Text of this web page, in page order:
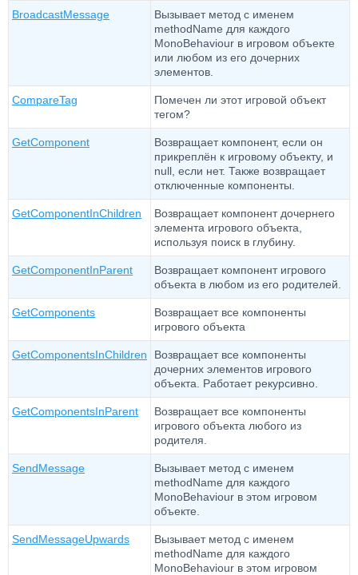
BroadcastMessage
Вызывает метод с именем
methodName для каждого
MonoBehaviour в игровом объекте
или любом из его дочерних
элементов.
CompareTag
Помечен ли этот игровой объект
тегом?
GetComponent
Возвращает компонент, если он
прикреплён к игровому объекту, и
null, если нет. Также возвращает
отключенные компоненты.
GetComponentInChildren
Возвращает компонент дочернего
элемента игрового объекта,
используя поиск в глубину.
GetComponentInParent
Возвращает компонент игрового
объекта в любом из его родителей.
GetComponents
Возвращает все компоненты
игрового объекта
GetComponentsInChildren
Возвращает все компоненты
дочерних элементов игрового
объекта. Работает рекурсивно.
GetComponentsInParent
Возвращает все компоненты
игрового объекта любого из
родителя.
SendMessage
Вызывает метод с именем
methodName для каждого
MonoBehaviour в этом игровом
объекте.
SendMessageUpwards
Вызывает метод с именем
methodName для каждого
MonoBehaviour в этом игровом